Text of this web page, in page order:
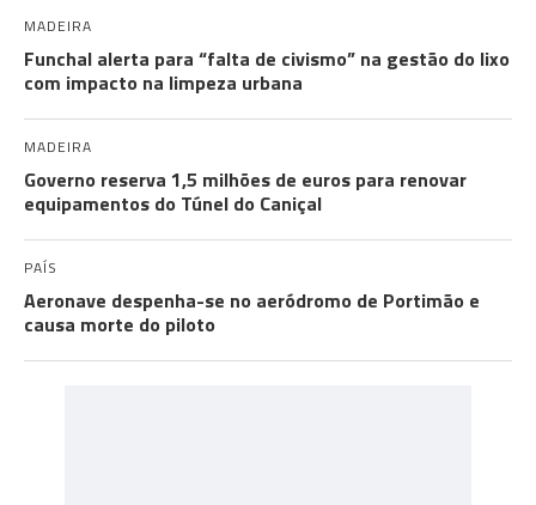
MADEIRA
Funchal alerta para “falta de civismo” na gestão do lixo
com impacto na limpeza urbana
MADEIRA
Governo reserva 1,5 milhões de euros para renovar
equipamentos do Túnel do Caniçal
PAÍS
Aeronave despenha-se no aeródromo de Portimão e
causa morte do piloto